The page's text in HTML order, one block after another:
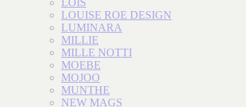
LOIS
LOUISE ROE DESIGN
LUMINARA
MILLIE
MILLE NOTTI
MOEBE
MOJOO
MUNTHE
NEW MAGS